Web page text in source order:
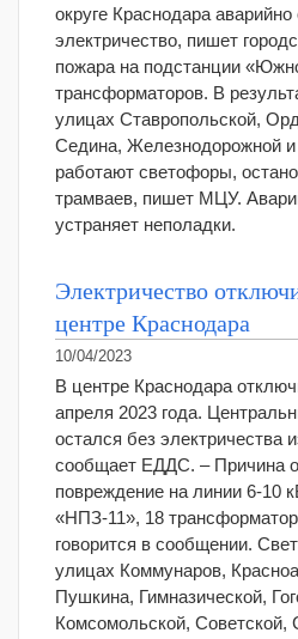
округе Краснодара
электричество, пишет
пожара на подстанции
трансформаторов. В
улицах Ставропольской,
Седина, Железнодорожной
работают светофоры,
трамваев, пишет МЦУ.
устраняет неполадки.
Электричество
центре Краснодара
10/04/2023
В центре Краснодара
апреля 2023 года.
остался без электричества
сообщает ЕДДС. – Причина
повреждение на линии 6-10
«НПЗ-11», 18
говорится в сообщении.
улицах Коммунаров,
Пушкина, Гимназической,
Комсомольской,